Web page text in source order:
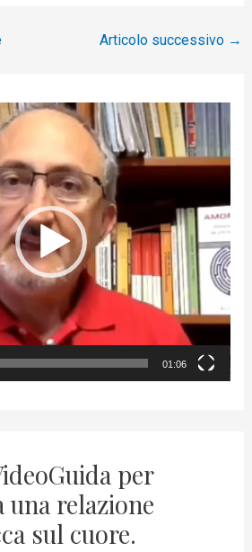
Articolo successivo →
01:06
per
una relazione
sul cuore.